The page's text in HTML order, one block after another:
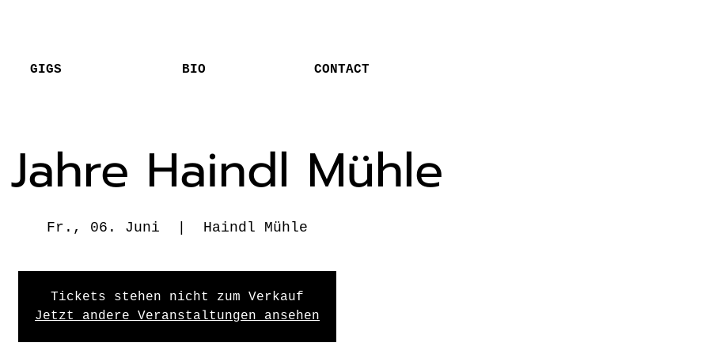
GIGS BIO CONTACT
Haindl Mühle
Fr., 06. Juni Haindl Mühle
Tickets stehen nicht zum Verkauf
Jetzt andere Veranstaltungen ansehen